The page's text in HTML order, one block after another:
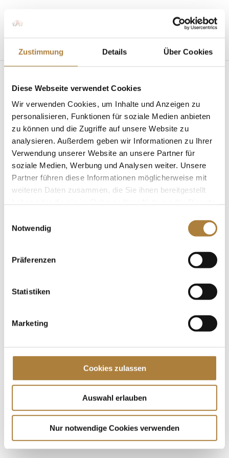
Zustimmung Details Über Cookies
Diese Webseite verwendet Cookies
Wir verwenden Cookies, um Inhalte und Anzeigen zu
personalisieren, Funktionen für soziale Medien anbieten
zu können und die Zugriffe auf unsere Website zu
analysieren. Außerdem geben wir Informationen zu Ihrer
Verwendung unserer Website an unsere Partner für
soziale Medien, Werbung und Analysen weiter. Unsere
Partner führen diese Informationen möglicherweise mit
weiteren Daten zusammen, die Sie ihnen bereitgestellt
Notwendig
Präferenzen
Statistiken
Marketing
Cookies zulassen
Auswahl erlauben
Nur notwendige Cookies verwenden
Seite wählen
Grund- und Aufbaukurs „Ärzte im Reitsport“ in
Warendorf
von Insa Strothmann 03. Juni 2026
Mit Sicherheit
besser reiten
Fortbildung im Rahmen der Al Shira‘aa
Bundeschampionate Am 29. und 30. August 2026
Deutscher Pferdesport in Kooperation mit der
Spenden
Aktuelle News
Weltmeister
100. Geburtstag von HGW: Warendorf erinnert an
eine Legende des Pferdesports
Goldenes Reitabzeichen für Carolina Miesner